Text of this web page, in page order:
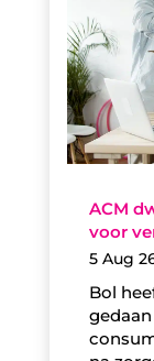
ACM
voor
5 Aug
Bol